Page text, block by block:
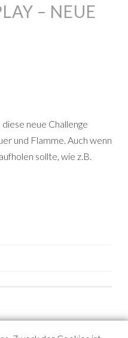
– NEUE
neue Challenge
und Flamme. Auch wenn
sollte, wie z.B.